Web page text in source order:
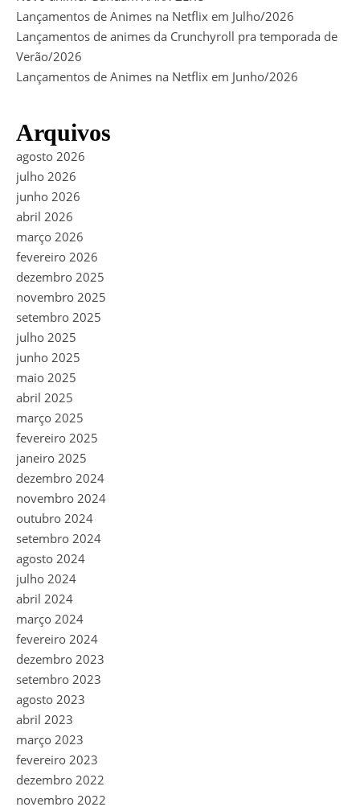
Lançamentos de Animes na Netflix em Julho/2026
Lançamentos de animes da Crunchyroll pra temporada de
Verão/2026
Lançamentos de Animes na Netflix em Junho/2026
Arquivos
agosto 2026
julho 2026
junho 2026
abril 2026
março 2026
fevereiro 2026
dezembro 2025
novembro 2025
setembro 2025
julho 2025
junho 2025
maio 2025
abril 2025
março 2025
fevereiro 2025
janeiro 2025
dezembro 2024
novembro 2024
outubro 2024
setembro 2024
agosto 2024
julho 2024
abril 2024
março 2024
fevereiro 2024
dezembro 2023
setembro 2023
agosto 2023
abril 2023
março 2023
fevereiro 2023
dezembro 2022
novembro 2022